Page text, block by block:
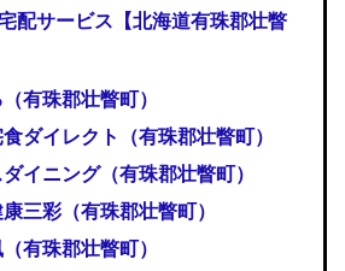
配サービス【北海道有珠郡壮瞥
有珠郡壮瞥町）
ダイレクト（有珠郡壮瞥町）
イニング（有珠郡壮瞥町）
三彩（有珠郡壮瞥町）
有珠郡壮瞥町）